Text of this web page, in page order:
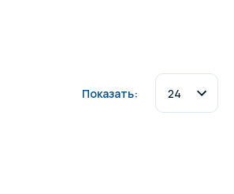
Водопады, водяные пушки и
Показать: